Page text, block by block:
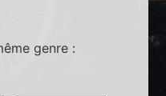
genre :